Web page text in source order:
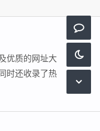
优质的网址大
时还收录了热